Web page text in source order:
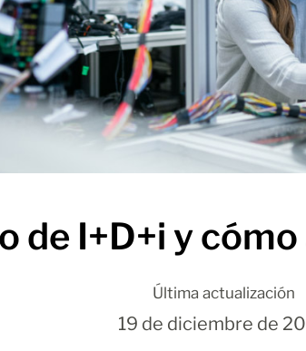
de I+D+i y
Última actualización
19 de diciembre de